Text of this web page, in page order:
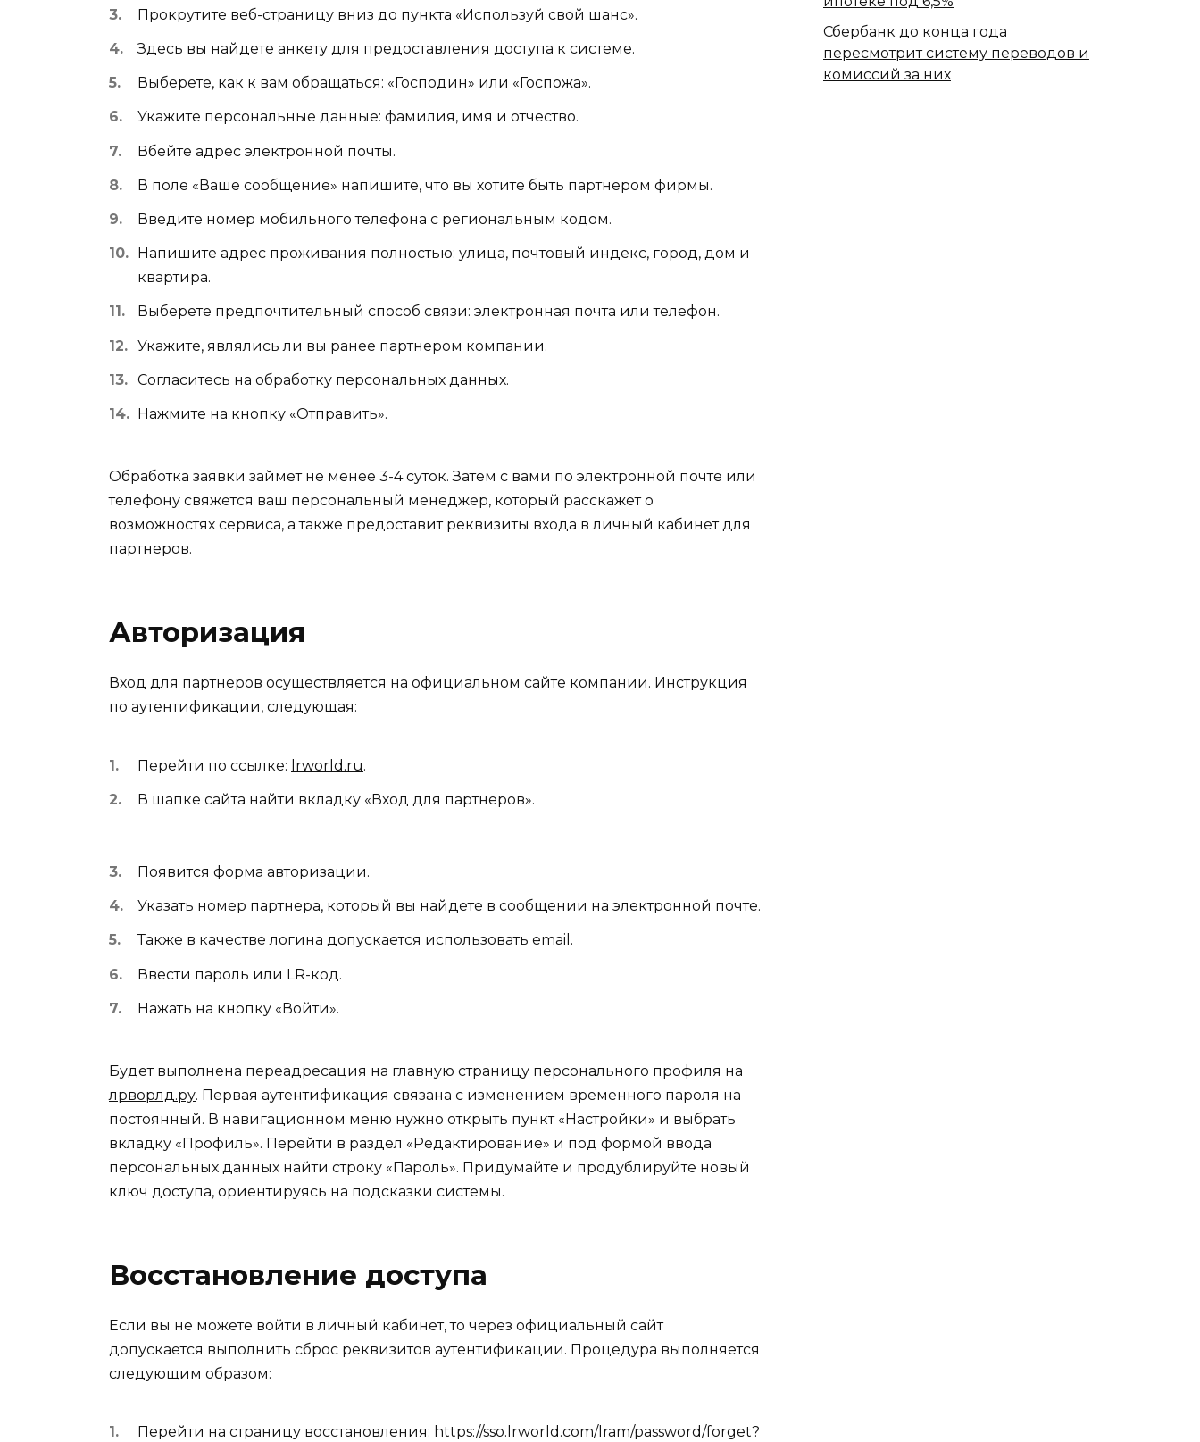
Прокрутите веб-страницу вниз до пункта «Используй свой шанс».
Здесь вы найдете анкету для предоставления доступа к системе.
Выберете, как к вам обращаться: «Господин» или «Госпожа».
Укажите персональные данные: фамилия, имя и отчество.
Вбейте адрес электронной почты.
В поле «Ваше сообщение» напишите, что вы хотите быть партнером фирмы.
Введите номер мобильного телефона с региональным кодом.
Напишите адрес проживания полностью: улица, почтовый индекс, город, дом и
квартира.
Выберете предпочтительный способ связи: электронная почта или телефон.
Укажите, являлись ли вы ранее партнером компании.
Согласитесь на обработку персональных данных.
Нажмите на кнопку «Отправить».
Обработка заявки займет не менее 3-4 суток. Затем с вами по электронной почте или
телефону свяжется ваш персональный менеджер, который расскажет о
возможностях сервиса, а также предоставит реквизиты входа в личный кабинет для
партнеров.
Авторизация
Вход для партнеров осуществляется на официальном сайте компании. Инструкция
по аутентификации, следующая:
Перейти по ссылке: lrworld.ru.
В шапке сайта найти вкладку «Вход для партнеров».
Появится форма авторизации.
Указать номер партнера, который вы найдете в сообщении на электронной почте.
Также в качестве логина допускается использовать email.
Ввести пароль или LR-код.
Нажать на кнопку «Войти».
Будет выполнена переадресация на главную страницу персонального профиля на
лрворлд.ру. Первая аутентификация связана с изменением временного пароля на
постоянный. В навигационном меню нужно открыть пункт «Настройки» и выбрать
вкладку «Профиль». Перейти в раздел «Редактирование» и под формой ввода
персональных данных найти строку «Пароль». Придумайте и продублируйте новый
ключ доступа, ориентируясь на подсказки системы.
Восстановление доступа
Если вы не можете войти в личный кабинет, то через официальный сайт
допускается выполнить сброс реквизитов аутентификации. Процедура выполняется
следующим образом:
Перейти на страницу восстановления: https://sso.lrworld.com/lram/password/forget?
Сбербанк​ до конца года
пересмотрит систему переводов и
комиссий за них